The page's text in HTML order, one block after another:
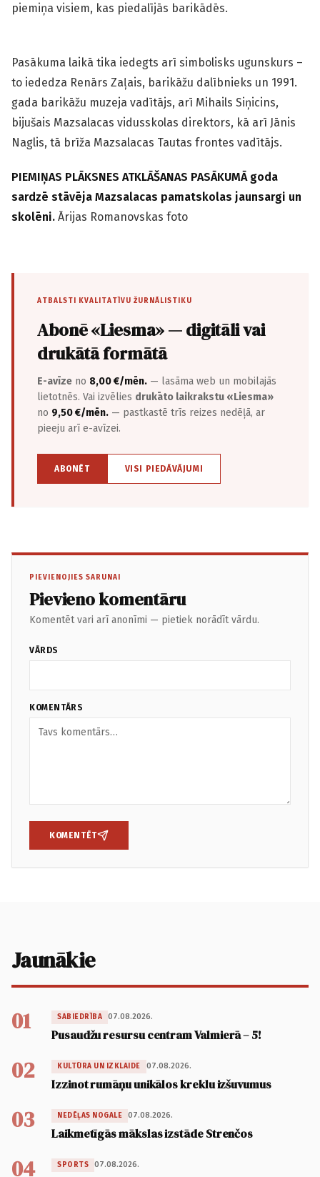
piemiņa visiem, kas piedalījās barikādēs.
Pasākuma laikā tika iedegts arī simbolisks ugunskurs –
to iededza Renārs Zaļais, barikāžu dalībnieks un 1991.
gada barikāžu muzeja vadītājs, arī Mihails Siņicins,
bijušais Mazsalacas vidusskolas direktors, kā arī Jānis
Naglis, tā brīža Mazsalacas Tautas frontes vadītājs.
PIEMIŅAS PLĀKSNES ATKLĀŠANAS PASĀKUMĀ goda
sardzē stāvēja Mazsalacas pamatskolas jaunsargi un
skolēni. Ārijas Romanovskas foto
ATBALSTI KVALITATĪVU ŽURNĀLISTIKU
Abonē «Liesma» — digitāli vai
drukātā formātā
E-avīze no 8,00 €/mēn. — lasāma web un mobilajās
lietotnēs. Vai izvēlies drukāto laikrakstu «Liesma»
no 9,50 €/mēn. — pastkastē trīs reizes nedēļā, ar
pieeju arī e-avīzei.
ABONĒT VISI PIEDĀVĀJUMI
PIEVIENOJIES SARUNAI
Pievieno komentāru
Komentēt vari arī anonīmi — pietiek norādīt vārdu.
VĀRDS
KOMENTĀRS
KOMENTĒT
Jaunākie
01 SABIEDRĪBA 07.08.2026.
Pusaudžu resursu centram Valmierā – 5!
02 KULTŪRA UN IZKLAIDE 07.08.2026.
Izzinot rumāņu unikālos kreklu izšuvumus
03 NEDĒĻAS NOGALE 07.08.2026.
Laikmetīgās mākslas izstāde Strenčos
04 SPORTS 07.08.2026.